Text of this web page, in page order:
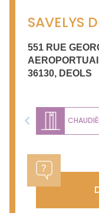
SAVELYS
551 RUE
36130, DEOLS
Previous